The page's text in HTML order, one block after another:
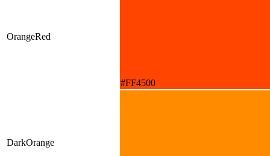
OrangeRed
#FF4500
DarkOrange